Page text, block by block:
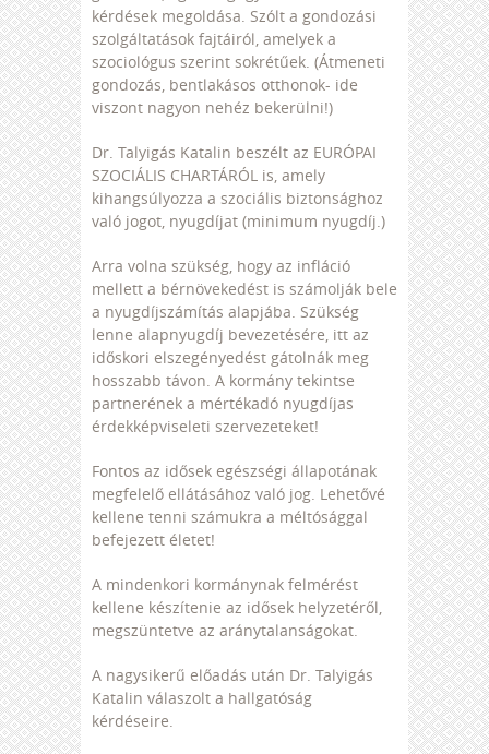
kérdések megoldása. Szólt a gondozási
szolgáltatások fajtáiról, amelyek a
szociológus szerint sokrétűek. (Átmeneti
gondozás, bentlakásos otthonok- ide
viszont nagyon nehéz bekerülni!)
Dr. Talyigás Katalin beszélt az EURÓPAI
SZOCIÁLIS CHARTÁRÓL is, amely
kihangsúlyozza a szociális biztonsághoz
való jogot, nyugdíjat (minimum nyugdíj.)
Arra volna szükség, hogy az infláció
mellett a bérnövekedést is számolják bele
a nyugdíjszámítás alapjába. Szükség
lenne alapnyugdíj bevezetésére, itt az
időskori elszegényedést gátolnák meg
hosszabb távon. A kormány tekintse
partnerének a mértékadó nyugdíjas
érdekképviseleti szervezeteket!
Fontos az idősek egészségi állapotának
megfelelő ellátásához való jog. Lehetővé
kellene tenni számukra a méltósággal
befejezett életet!
A mindenkori kormánynak felmérést
kellene készítenie az idősek helyzetéről,
megszüntetve az aránytalanságokat.
A nagysikerű előadás után Dr. Talyigás
Katalin válaszolt a hallgatóság
kérdéseire.